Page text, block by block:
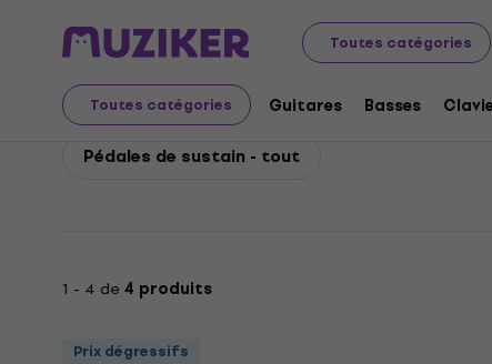
Toutes catégories
Toutes catégories Guitares Basses
Bespeco Claviers Accessoires pour claviers
Bespeco Pédales de
Pédales de sustain - tout
1 - 4 de 4 produits
Prix dégressifs